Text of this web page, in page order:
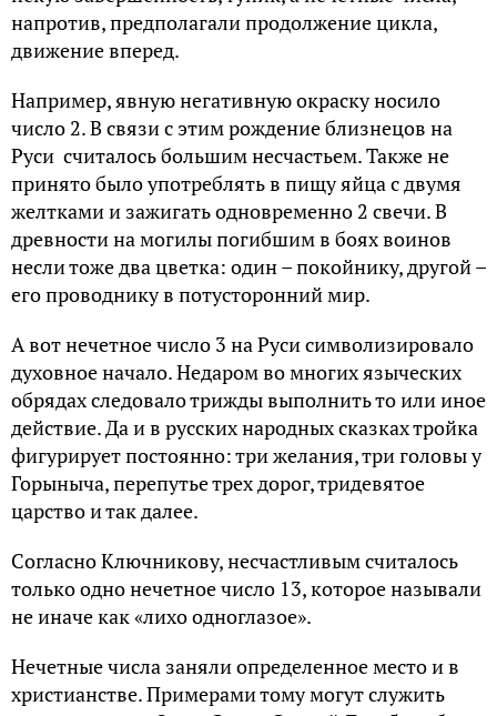
напротив, предполагали продолжение цикла,
движение вперед.
Например, явную негативную окраску носило
число 2. В связи с этим рождение близнецов на
Руси считалось большим несчастьем. Также не
принято было употреблять в пищу яйца с двумя
желтками и зажигать одновременно 2 свечи. В
древности на могилы погибшим в боях воинов
несли тоже два цветка: один – покойнику, другой –
его проводнику в потусторонний мир.
А вот нечетное число 3 на Руси символизировало
духовное начало. Недаром во многих языческих
обрядах следовало трижды выполнить то или иное
действие. Да и в русских народных сказках тройка
фигурирует постоянно: три желания, три головы у
Горыныча, перепутье трех дорог, тридевятое
царство и так далее.
Согласно Ключникову, несчастливым считалось
только одно нечетное число 13, которое называли
не иначе как «лихо одноглазое».
Нечетные числа заняли определенное место и в
христианстве. Примерами тому могут служить